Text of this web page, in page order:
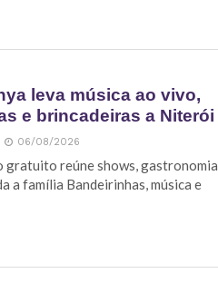
leva música ao vivo,
e brincadeiras a Niterói
06/08/2026
gratuito reúne shows, gastronomia
a família Bandeirinhas, música e